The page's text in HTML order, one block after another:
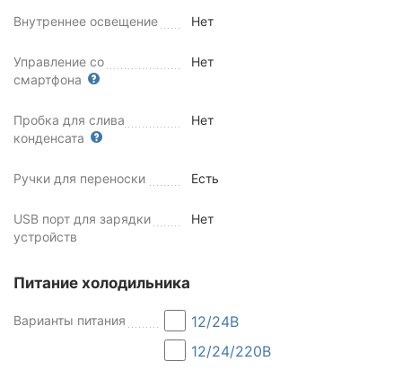
Внутреннее освещение Нет
Управление со
смартфона
Нет
Пробка для слива
конденсата
Нет
Ручки для переноски Есть
USB порт для зарядки
устройств
Нет
Питание холодильника
Варианты питания
12/24В
12/24/220В